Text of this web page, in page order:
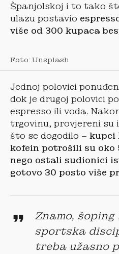
Španjolskoj i to tako
ulazu postavio
više od 300 kupaca
Foto: Unsplash
Jednoj polovici
dok je drugoj polovici
espresso ili voda.
trgovinu, provjereni su
što se dogodilo – kupci
kofein potrošili su oko
nego ostali sudionici
gotovo 30 posto više
Znamo,
sportska
treba užasno